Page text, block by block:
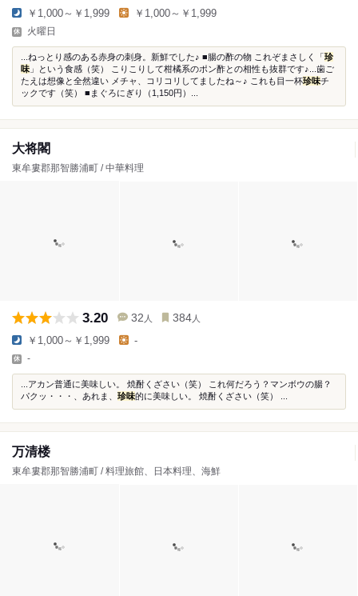
￥1,000～￥1,999 ￥1,000～￥1,999
火曜日
...ねっとり感のある赤身の刺身。新鮮でした♪ ■腸の酢の物 これぞまさしく「 珍
味 」という食感（笑） こりこりして柑橘系のポン酢との相性も抜群です♪...歯ご
たえは想像と全然違い メチャ、コリコリしてましたね～♪ これも目一杯珍味チ
ックです（笑） ■まぐろにぎり（1,150円）...
大将閣
東牟婁郡那智勝浦町 / 中華料理
3.20 32 人 384 人
￥1,000～￥1,999 -
-
...アカン普通に美味しい。 焼酎くざさい（笑） これ何だろう？マンボウの腸？
パクッ・・・、あれま、 珍味的に美味しい。 焼酎くざさい（笑） ...
万清楼
東牟婁郡那智勝浦町 / 料理旅館、日本料理、海鮮